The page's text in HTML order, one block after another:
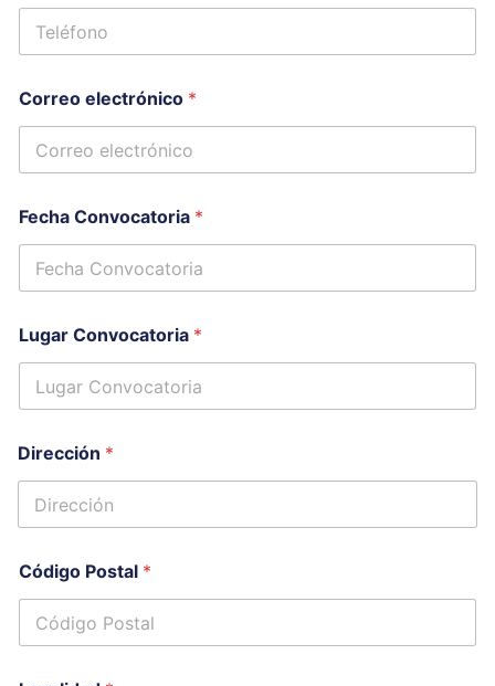
Correo electrónico *
Fecha Convocatoria *
Lugar Convocatoria *
Dirección *
Código Postal *